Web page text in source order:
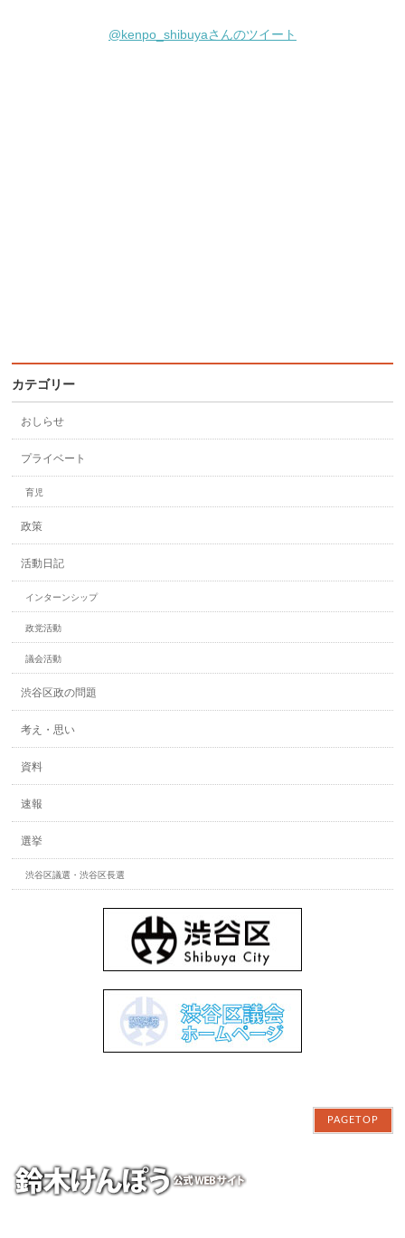
@kenpo_shibuyaさんのツイート
カテゴリー
おしらせ
プライベート
育児
政策
活動日記
インターンシップ
政党活動
議会活動
渋谷区政の問題
考え・思い
資料
速報
選挙
渋谷区議選・渋谷区長選
PAGETOP